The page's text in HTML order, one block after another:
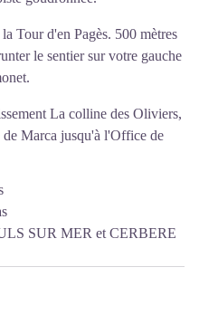
Tour d'en Pagès. 500 mètres
le sentier sur votre gauche
La colline des Oliviers,
Marca jusqu'à l'Office de
SUR MER et CERBERE